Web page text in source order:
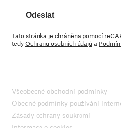
Odeslat
Tato stránka je chráněna pomocí
tedyOchranu osobních údajůa
Všeobecné obchodní podmínky
Obecné podmínky používání
Zásady ochrany soukromí